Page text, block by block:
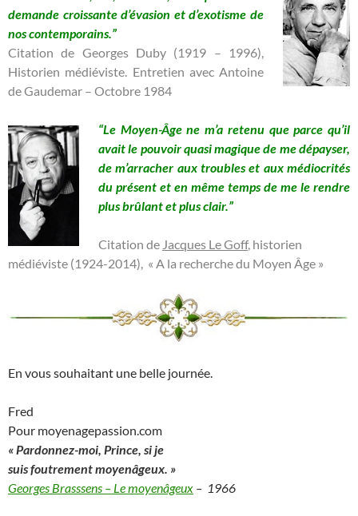
demande croissante d’évasion et d’exotisme de
nos contemporains.”
Citation de Georges Duby (1919 – 1996),
Historien médiéviste. Entretien avec Antoine
de Gaudemar – Octobre 1984
“Le Moyen-Âge ne m’a retenu que parce qu’il
avait le pouvoir quasi magique de me dépayser,
de m’arracher aux troubles et aux médiocrités
du présent et en même temps de me le rendre
plus brûlant et plus clair.”
Citation de Jacques Le Goff, historien
médiéviste (1924-2014), « A la recherche du Moyen Âge »
En vous souhaitant une belle journée.
Fred
Pour moyenagepassion.com
« Pardonnez-moi, Prince, si je
suis foutrement moyenâgeux. »
Georges Brasssens – Le moyenâgeux – 1966